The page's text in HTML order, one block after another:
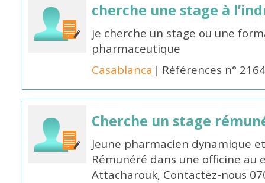
cherche une stage à
je cherche un stage ou une
pharmaceutique
Casablanca | Références n°
Cherche un stage
Jeune pharmacien dynamique
Rémunéré dans une officine au
Attacharouk, Contactez-nous